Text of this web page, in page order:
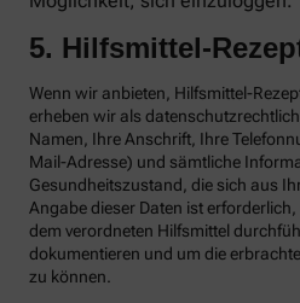
5. Hilfsmittel-
Wenn wir anbieten, Hilfsmittel-
erheben wir als
Namen, Ihre Anschrift, Ihre
Mail-Adresse) und sämtliche
Gesundheitszustand, die sich aus
Angabe dieser Daten ist
dem verordneten Hilfsmittel
dokumentieren und um die
zu können.